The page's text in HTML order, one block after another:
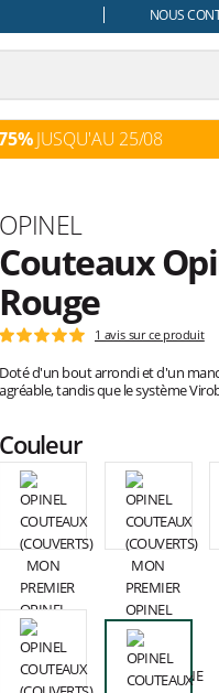
NOUS
JUSQU'AU 25/08
Marque
OPINEL
Couteaux
Rouge
Les
clients
Note
:
5
sur
1 avis sur ce produit
Doté d'un bout arrondi et d'un
agréable, tandis que le système
Couleur